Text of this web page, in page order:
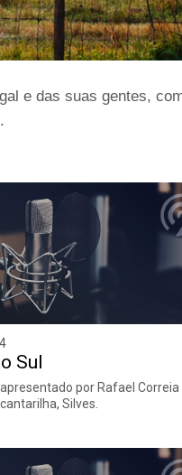
e das suas gentes,
Sul
por Rafael Correia
Silves.